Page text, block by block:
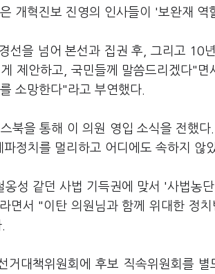
개혁진보 진영의 인사들이 '보완재
선을 넘어 본선과 집권 후, 그리고 10
제안하고, 국민들께 말씀드리겠다"
소망한다"라고 부연했다.
북을 통해 이 의원 영입 소식을 전했
정치를 멀리하고 어디에도 속하지 않
옹성 같던 사법 기득권에 맞서 '사법농
면서 "이탄 의원님과 함께 위대한 정
거대책위원회에 후보 직속위원회를